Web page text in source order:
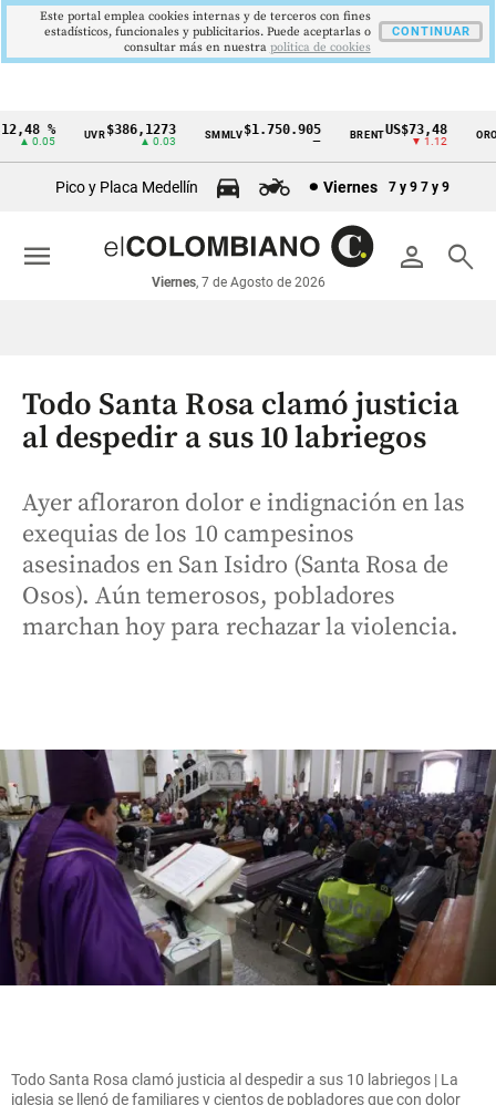
Cintillo
económicos
Colombia
%
0.05
UVR$386,1273
▲ 0.03
SMMLV$1.750.905 BRENTUS$73,48
▼ 1.12
ORO
Pico y Placa Medellín Viernes 7 y 9 7 y 9
person search
Viernes, 7 de Agosto de 2026
menu
Todo Santa Rosa clamó justicia
al despedir a sus 10 labriegos
Ayer afloraron dolor e indignación en las
exequias de los 10 campesinos
asesinados en San Isidro (Santa Rosa de
Osos). Aún temerosos, pobladores
marchan hoy para rechazar la violencia.
Todo Santa Rosa clamó justicia al despedir a sus 10 labriegos | La
iglesia se llenó de familiares y cientos de pobladores que con dolor
Este portal emplea cookies internas y de terceros con fines
estadísticos, funcionales y publicitarios. Puede aceptarlas o
consultar más en nuestra politica de cookies
CONTINUAR